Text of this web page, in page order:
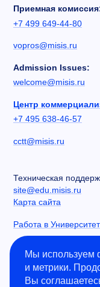
Приемная
+7 499 649-44-80
vopros@misis.ru
Admission Issues:
welcome@misis.ru
Центр
+7 495 638-46-57
cctt@misis.ru
Техническая
site@edu.misis.ru
Карта сайта
Работа в
Информация о
Противодействие
Мы используем
и метрики.
Вы